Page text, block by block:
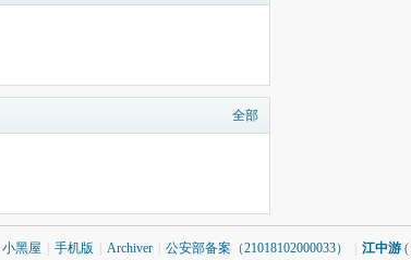
全部
小黑屋 手机版 Archiver 公安部备案（21018102000033） 江中游 (